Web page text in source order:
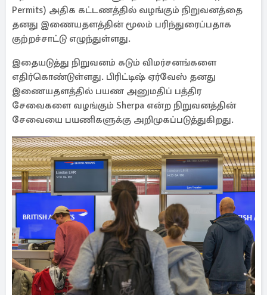
Permits) அதிக கட்டணத்தில் வழங்கும் நிறுவனத்தை
தனது இணையதளத்தின் மூலம் பரிந்துரைப்பதாக
குற்றச்சாட்டு எழுந்துள்ளது.
இதையடுத்து நிறுவனம் கடும் விமர்சனங்களை
எதிர்கொண்டுள்ளது. பிரிட்டிஷ் ஏர்வேஸ் தனது
இணையதளத்தில் பயண அனுமதிப் பத்திர
சேவைகளை வழங்கும் Sherpa என்ற நிறுவனத்தின்
சேவையை பயணிகளுக்கு அறிமுகப்படுத்துகிறது.